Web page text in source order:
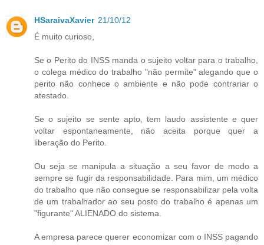
HSaraivaXavier 21/10/12
É muito curioso,
Se o Perito do INSS manda o sujeito voltar para o trabalho,
o colega médico do trabalho "não permite" alegando que o
perito não conhece o ambiente e não pode contrariar o
atestado.
Se o sujeito se sente apto, tem laudo assistente e quer
voltar espontaneamente, não aceita porque quer a
liberação do Perito.
Ou seja se manipula a situação a seu favor de modo a
sempre se fugir da responsabilidade. Para mim, um médico
do trabalho que não consegue se responsabilizar pela volta
de um trabalhador ao seu posto do trabalho é apenas um
"figurante" ALIENADO do sistema.
A empresa parece querer economizar com o INSS pagando